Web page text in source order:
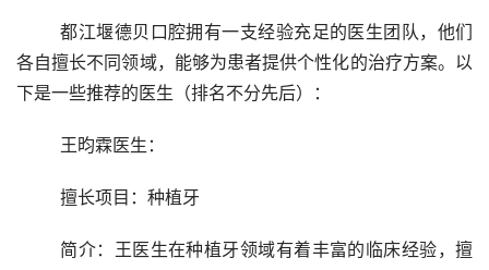
	都江堰德贝口腔拥有一支经验充足的医生团队，他们
各自擅长不同领域，能够为患者提供个性化的治疗方案。以
下是一些推荐的医生（排名不分先后）：
	王昀霖医生：
	擅长项目：种植牙